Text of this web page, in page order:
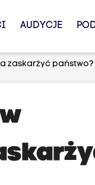
AUDYCJE
zaskarżyć państwo?